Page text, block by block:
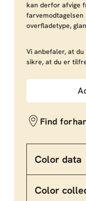
kan derfor afvige
overfladetype,
Vi anbefaler, at
sikre, at du er
Find
Color data
Color